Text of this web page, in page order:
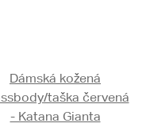
Dámská kožená
taška červená
- Katana Gianta